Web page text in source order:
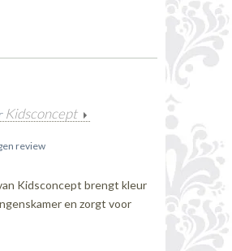
Kidsconcept
review
Kidsconcept brengt kleur
en zorgt voor